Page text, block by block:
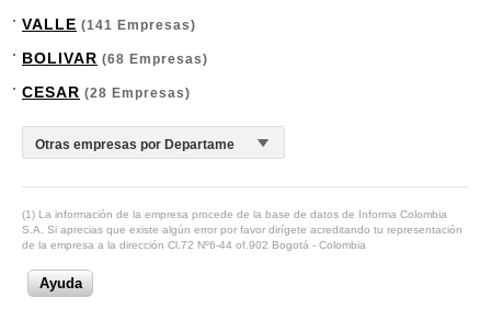
VALLE (141 Empresas)
BOLIVAR (68 Empresas)
CESAR (28 Empresas)
(1) La información de la empresa procede de la base de datos de Informa Colombia
S.A. Si aprecias que existe algún error por favor dirígete acreditando tu representación
de la empresa a la dirección Cl.72 Nº6-44 of.902 Bogotá - Colombia
Ayuda